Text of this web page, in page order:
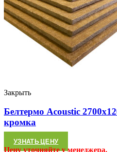
Закрыть
Белтермо Acoustic
кромка
УЗНАТЬ ЦЕНУ
Цену уточняйте у менеджера.